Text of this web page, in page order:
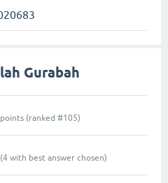
Gurabah
points (ranked #105)
(4 with best answer chosen)